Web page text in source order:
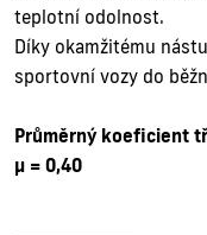
teplotní odolnost.
Díky okamžitému
sportovní vozy do
Průměrný koeficient
µ = 0,40